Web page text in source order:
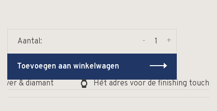
Aantal: +
-
Toevoegen aan winkelwagen
& diamant
Hét adres voor de finishing touch